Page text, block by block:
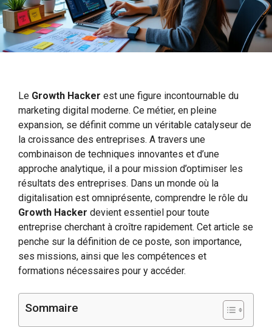
Le Growth Hacker est une figure incontournable du
marketing digital moderne. Ce métier, en pleine
expansion, se définit comme un véritable catalyseur de
la croissance des entreprises. A travers une
combinaison de techniques innovantes et d’une
approche analytique, il a pour mission d’optimiser les
résultats des entreprises. Dans un monde où la
digitalisation est omniprésente, comprendre le rôle du
Growth Hacker devient essentiel pour toute
entreprise cherchant à croître rapidement. Cet article se
penche sur la définition de ce poste, son importance,
ses missions, ainsi que les compétences et
formations nécessaires pour y accéder.
Sommaire